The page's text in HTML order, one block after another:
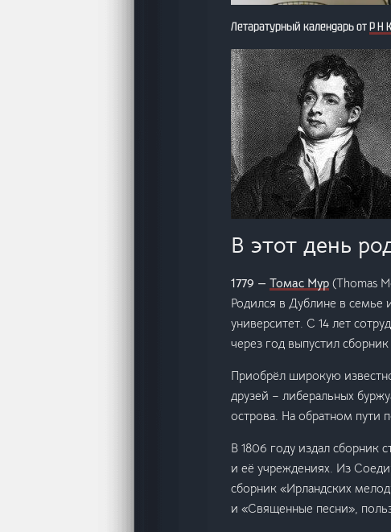
Летаратурный календарь отР Н
В этот день
1779 — Томас Мур (Thomas
Родился в Дублине в семье
университет. С 14 лет
через год выпустил
Приобрёл широкую
друзей – либеральных
острова. На обратном пути
В 1806 году издал сборник
и её учреждениях. Из
сборник «Ирландских
и «Священные песни»,